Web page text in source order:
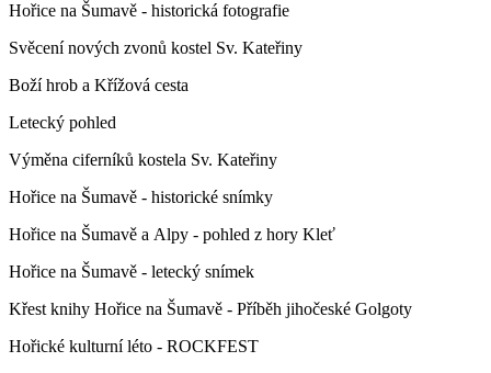
Hořice na Šumavě - historická fotografie
Svěcení nových zvonů kostel Sv. Kateřiny
Boží hrob a Křížová cesta
Letecký pohled
Výměna ciferníků kostela Sv. Kateřiny
Hořice na Šumavě - historické snímky
Hořice na Šumavě a Alpy - pohled z hory Kleť
Hořice na Šumavě - letecký snímek
Křest knihy Hořice na Šumavě - Příběh jihočeské Golgoty
Hořické kulturní léto - ROCKFEST